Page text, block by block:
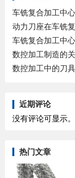
车铣复合加工中
动力刀座在车铣
车铣复合加工中
数控加工制造的
数控加工中的刀
近期评论
没有评论可显示。
热门文章